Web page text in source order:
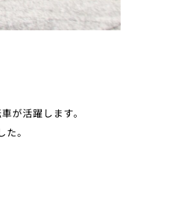
が活躍します。
。